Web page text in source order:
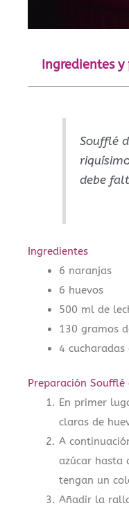
Ingredientes
Soufflé
debe
Ingredientes
6 naranjas
6 huevos
500 ml de
130 gramos
4
Preparación
En primer
claras de
A
azúcar hasta
tengan un
Añadir la